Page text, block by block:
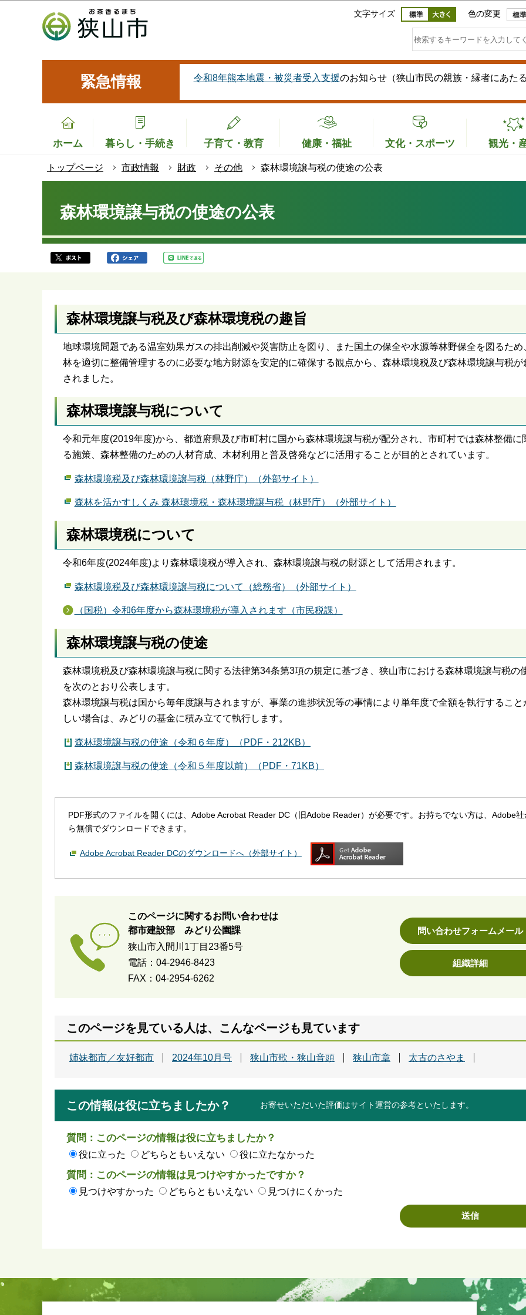
このページの本文へ移動
文字サイズ 色の変更
緊急情報 令和8年熊本地震・被災者受入支援のお知らせ（狭山市民の親族・縁者にあた
ホーム 暮らし・手続き 子育て・教育 健康・福祉 文化・スポーツ 観光・
トップページ 市政情報 財政 その他 森林環境譲与税の使途の公表
森林環境譲与税の使途の公表
森林環境譲与税及び森林環境税の趣旨
地球環境問題である温室効果ガスの排出削減や災害防止を図り、また国土の保全や水源等林野保全を図るため
林を適切に整備管理するのに必要な地方財源を安定的に確保する観点から、森林環境税及び森林環境譲与税が
されました。
森林環境譲与税について
令和元年度(2019年度)から、都道府県及び市町村に国から森林環境譲与税が配分され、市町村では森林整備に
る施策、森林整備のための人材育成、木材利用と普及啓発などに活用することが目的とされています。
森林環境税及び森林環境譲与税（林野庁）（外部サイト）
森林を活かすしくみ 森林環境税・森林環境譲与税（林野庁）（外部サイト）
森林環境税について
令和6年度(2024年度)より森林環境税が導入され、森林環境譲与税の財源として活用されます。
森林環境税及び森林環境譲与税について（総務省）（外部サイト）
（国税）令和6年度から森林環境税が導入されます（市民税課）
森林環境譲与税の使途
森林環境税及び森林環境譲与税に関する法律第34条第3項の規定に基づき、狭山市における森林環境譲与税の
を次のとおり公表します。
森林環境譲与税は国から毎年度譲与されますが、事業の進捗状況等の事情により単年度で全額を執行すること
しい場合は、みどりの基金に積み立てて執行します。
森林環境譲与税の使途（令和６年度）（PDF・212KB）
森林環境譲与税の使途（令和５年度以前）（PDF・71KB）
PDF形式のファイルを開くには、Adobe Acrobat Reader DC（旧Adobe Reader）が必要です。お持ちでない方は、Adobe社
ら無償でダウンロードできます。
Adobe Acrobat Reader DCのダウンロードへ（外部サイト）
このページに関するお問い合わせは
都市建設部 みどり公園課
狭山市入間川1丁目23番5号
電話：04-2946-8423
FAX：04-2954-6262
問い合わせフォームメール
組織詳細
このページを見ている人は、こんなページも見ています
姉妹都市／友好都市 2024年10月号 狭山市歌・狭山音頭 狭山市章 太古のさやま
この情報は役に立ちましたか？ お寄せいただいた評価はサイト運営の参考といたします。
質問：このページの情報は役に立ちましたか？
役に立った どちらともいえない 役に立たなかった
質問：このページの情報は見つけやすかったですか？
見つけやすかった どちらともいえない 見つけにくかった